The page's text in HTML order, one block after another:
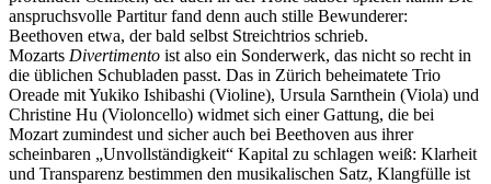
anspruchsvolle Partitur fand denn auch stille Bewunderer:
Beethoven etwa, der bald selbst Streichtrios schrieb.
Mozarts Divertimento ist also ein Sonderwerk, das nicht so recht in
die üblichen Schubladen passt. Das in Zürich beheimatete Trio
Oreade mit Yukiko Ishibashi (Violine), Ursula Sarnthein (Viola) und
Christine Hu (Violoncello) widmet sich einer Gattung, die bei
Mozart zumindest und sicher auch bei Beethoven aus ihrer
scheinbaren „Unvollständigkeit“ Kapital zu schlagen weiß: Klarheit
und Transparenz bestimmen den musikalischen Satz, Klangfülle ist